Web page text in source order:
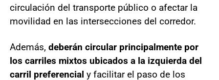
circulación del transporte público o afectar la
movilidad en las intersecciones del corredor.
Además, deberán circular principalmente por
los carriles mixtos ubicados a la izquierda del
carril preferencial y facilitar el paso de los